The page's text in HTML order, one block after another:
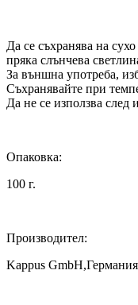
Да се съхранява на
пряка слънчева
За външна употреба,
Съхранявайте при
Да не се използва след
Опаковка:
100 г.
Производител:
Kappus